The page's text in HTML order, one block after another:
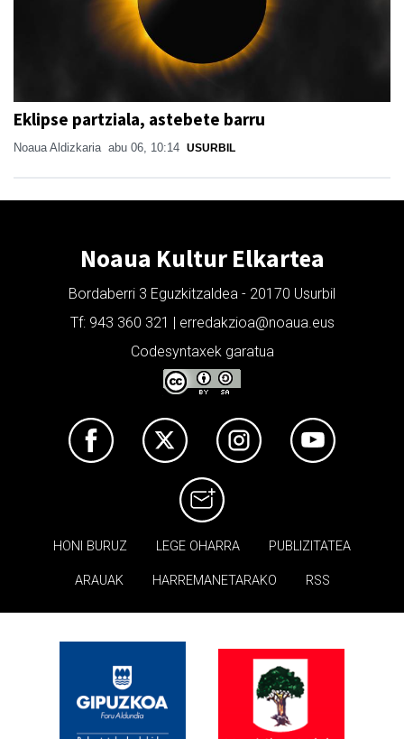
Eklipse partziala, astebete barru
Noaua Aldizkaria abu 06, 10:14 USURBIL
Noaua Kultur Elkartea
Bordaberri 3 Eguzkitzaldea - 20170 Usurbil
Tf: 943 360 321 | erredakzioa@noaua.eus
Codesyntaxek garatua
HONI BURUZ LEGE OHARRA PUBLIZITATEA
ARAUAK HARREMANETARAKO RSS